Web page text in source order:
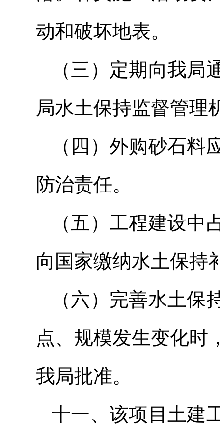
动和破坏地表。
（三）定期向我
局水土保持监督管理
（四）外购砂石
防治责任。
（五）工程建设
向国家缴纳水土保持
（六）完善水土
点、规模发生变化时
我局批准。
十一、该项目土建